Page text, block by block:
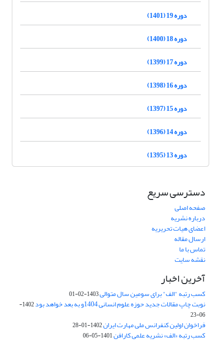
دوره 19 (1401)
دوره 18 (1400)
دوره 17 (1399)
دوره 16 (1398)
دوره 15 (1397)
دوره 14 (1396)
دوره 13 (1395)
دسترسی سریع
صفحه اصلی
درباره نشریه
اعضای هیات تحریریه
ارسال مقاله
تماس با ما
نقشه سایت
آخرین اخبار
کسب رتبه "الف" برای سومین سال متوالی1403-02-01
نوبت چاپ مقالات جدید حوزه علوم انسانی 1404و به بعد خواهد بود
1402-
06-23
فراخوان اولین کنفرانس ملی مهارت ایران1402-01-28
کسب رتبه «الف» نشریه علمی کارافن1401-05-06